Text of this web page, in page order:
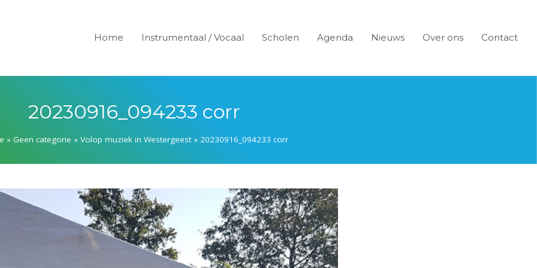
Home Instrumentaal / Vocaal Scholen Agenda Nieuws Over ons Contact
20230916_094233 corr
» Geen categorie » Volop muziek in Westergeest» 20230916_094233 corr